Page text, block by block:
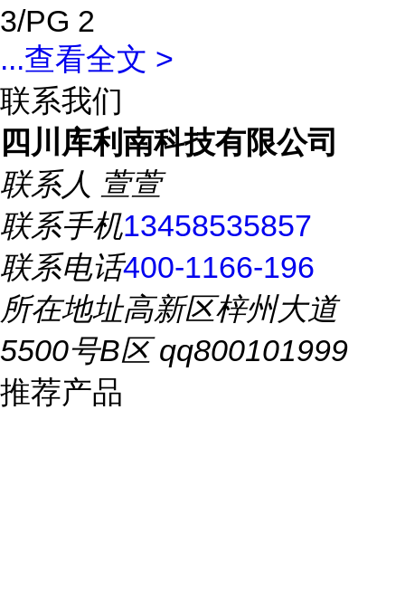
3/PG 2
...查看全文 >
联系我们
四川库利南科技有限公司
联系人 萱萱
联系手机13458535857
联系电话400-1166-196
所在地址高新区梓州大道
5500号B区 qq800101999
推荐产品